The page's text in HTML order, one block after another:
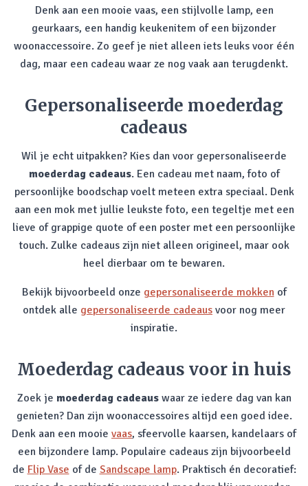
Denk aan een mooie vaas, een stijlvolle lamp, een
geurkaars, een handig keukenitem of een bijzonder
woonaccessoire. Zo geef je niet alleen iets leuks voor één
dag, maar een cadeau waar ze nog vaak aan terugdenkt.
Gepersonaliseerde moederdag
cadeaus
Wil je echt uitpakken? Kies dan voor gepersonaliseerde
moederdag cadeaus. Een cadeau met naam, foto of
persoonlijke boodschap voelt meteen extra speciaal. Denk
aan een mok met jullie leukste foto, een tegeltje met een
lieve of grappige quote of een poster met een persoonlijke
touch. Zulke cadeaus zijn niet alleen origineel, maar ook
heel dierbaar om te bewaren.
Bekijk bijvoorbeeld onze gepersonaliseerde mokken of
ontdek alle gepersonaliseerde cadeaus voor nog meer
inspiratie.
Moederdag cadeaus voor in huis
Zoek je moederdag cadeauswaar ze iedere dag van kan
genieten? Dan zijn woonaccessoires altijd een goed idee.
Denk aan een mooie vaas, sfeervolle kaarsen, kandelaars of
een bijzondere lamp. Populaire cadeaus zijn bijvoorbeeld
de Flip Vase of de Sandscape lamp. Praktisch én decoratief: